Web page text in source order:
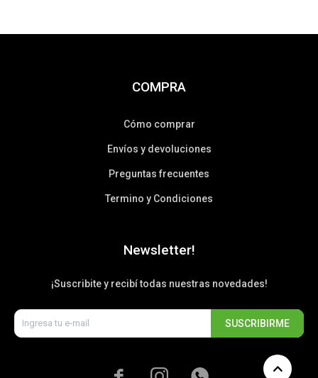
COMPRA
Cómo comprar
Envíos y devoluciones
Preguntas frecuentes
Termino y Condiciones
Newsletter!
¡Suscribite y recibí todas nuestras novedades!
SUSCRIBIRME